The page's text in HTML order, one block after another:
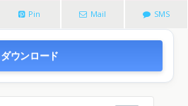
Pin Mail SMS
ダウンロード